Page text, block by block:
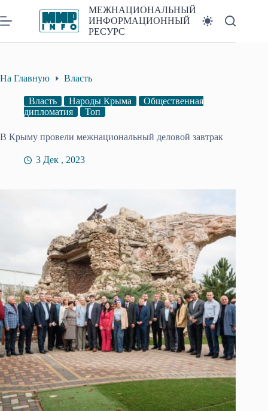
к
сути
МЕЖНАЦИОНАЛЬНЫЙ
ИНФОРМАЦИОННЫЙ
РЕСУРС
На Главную Власть
Власть Народы Крыма
Общественная
дипломатия
Топ
В Крыму провели межнациональный деловой завтрак
3 Дек , 2023